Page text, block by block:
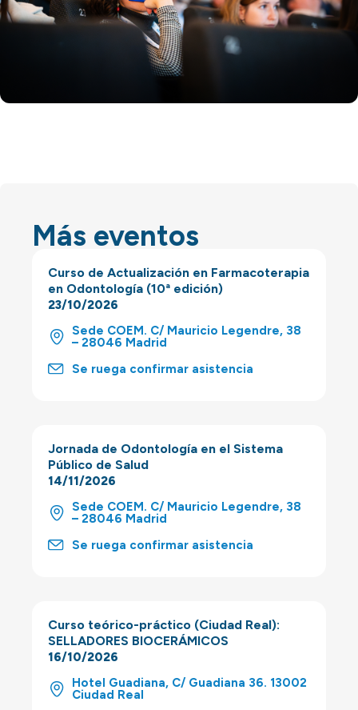
Más eventos
Curso de Actualización en Farmacoterapia
en Odontología (10ª edición)
23/10/2026
Sede COEM. C/ Mauricio Legendre, 38
– 28046 Madrid
Se ruega confirmar asistencia
Jornada de Odontología en el Sistema
Público de Salud
14/11/2026
Sede COEM. C/ Mauricio Legendre, 38
– 28046 Madrid
Se ruega confirmar asistencia
Curso teórico-práctico (Ciudad Real):
SELLADORES BIOCERÁMICOS
16/10/2026
Hotel Guadiana, C/ Guadiana 36. 13002
Ciudad Real